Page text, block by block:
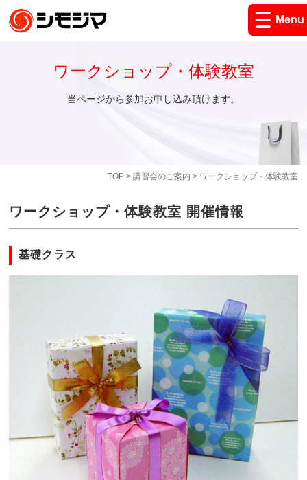
Menu
TOP> 講習会のご案内 > ワークショップ・体験教室
ワークショップ・体験教室
当ページから参加お申し込み頂けます。
ワークショップ・体験教室 開催情報
基礎クラス